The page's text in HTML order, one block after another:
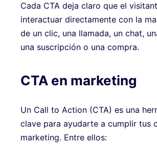
Cada CTA deja claro que el
interactuar directamente con la
de un clic, una llamada, un chat,
una suscripción o una compra.
CTA en marketing
Un Call to Action (CTA) es una
clave para ayudarte a cumplir tus
marketing. Entre ellos: